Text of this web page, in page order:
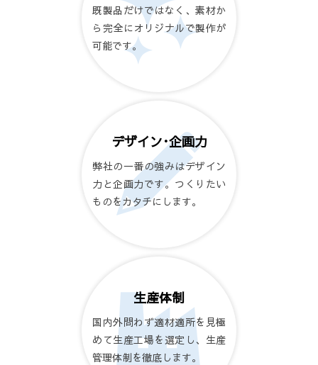
既製品だけではなく、素材か
ら完全にオリジナルで製作が
可能です。
デザイン･企画力
弊社の一番の強みはデザイン
力と企画力です。つくりたい
ものをカタチにします。
生産体制
国内外問わず適材適所を見極
めて生産工場を選定し、生産
管理体制を徹底します。